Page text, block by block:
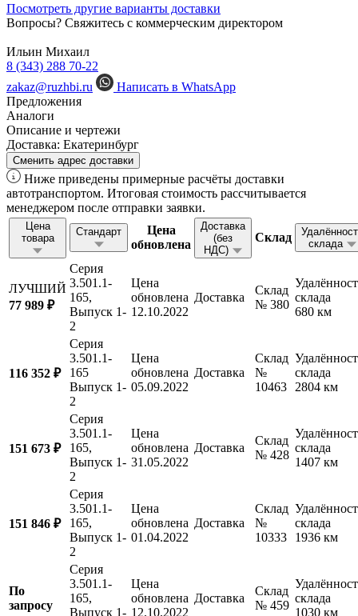
Посмотреть другие варианты доставки
Вопросы? Свяжитесь с коммерческим директором
Ильин Михаил
8 (343) 288 70-22
zakaz@ruzhbi.ru
Написать в WhatsApp
Предложения
Аналоги
Описание и чертежи
Доставка: Екатеринбург
Сменить адрес доставки
Ниже приведены примерные расчёты доставки
автотранспортом. Итоговая стоимость рассчитывается
менеджером после отправки заявки.
Цена
товара
Стандарт
Цена
обновлена
Доставка
(без
НДС)
Склад
склада
ЛУЧШИЙ
77 989 ₽
Серия
3.501.1-
165,
Выпуск 1-
2
Цена
обновлена
12.10.2022
Доставка
Склад
№ 380
склада
680 км
116 352 ₽
Серия
3.501.1-
165
Выпуск 1-
2
Цена
обновлена
05.09.2022
Доставка
Склад
№
10463
склада
2804 км
151 673 ₽
Серия
3.501.1-
165,
Выпуск 1-
2
Цена
обновлена
31.05.2022
Доставка
Склад
№ 428
склада
1407 км
151 846 ₽
Серия
3.501.1-
165,
Выпуск 1-
2
Цена
обновлена
01.04.2022
Доставка
Склад
№
10333
склада
1936 км
По
запросу
Серия
3.501.1-
165,
Выпуск 1-
Цена
обновлена
12.10.2022
Доставка
Склад
№ 459
склада
1030 км